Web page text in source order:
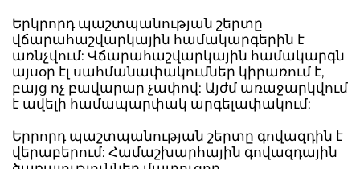
Երկրորդ պաշտպանության շերտը
վճարահաշվարկային համակարգերին է
առնչվում: Վճարահաշվարկային համակարգն
այսօր էլ սահմանափակումներ կիրառում է,
բայց ոչ բավարար չափով: Այժմ առաջարկվում
է ավելի համապարփակ արգելափակում:
Երրորդ պաշտպանության շերտը գովազդին է
վերաբերում: Համաշխարհային գովազդային